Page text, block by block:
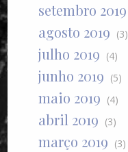
setembro 2019
agosto 2019 (3)
julho 2019 (4)
junho 2019 (5)
maio 2019 (4)
abril 2019 (3)
março 2019 (3)